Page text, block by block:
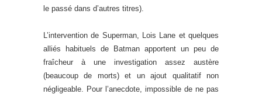
le passé dans d’autres titres).
L’intervention de Superman, Lois Lane et quelques
alliés habituels de Batman apportent un peu de
fraîcheur à une investigation assez austère
(beaucoup de morts) et un ajout qualitatif non
négligeable. Pour l’anecdote, impossible de ne pas